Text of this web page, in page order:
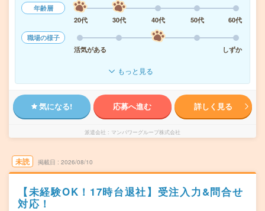
年齢層
20代
30代 40代 50代
60代
職場の様子
活気がある
しずか
もっと見る
気になる! 応募へ進む 詳しく見る
派遣会社 マンパワーグループ株式会社
未読 掲載日 2026/08/10
【未経験OK！17時台退社】受注入力&問合せ
対応！